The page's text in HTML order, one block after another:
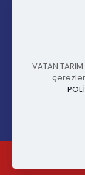
© 2021
VATAN